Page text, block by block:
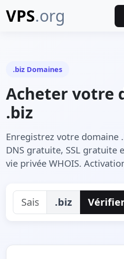
VPS.org
.biz Domaines
Acheter votre
.biz
Enregistrez votre domaine
DNS gratuite, SSL gratuite
vie privée WHOIS.
.biz